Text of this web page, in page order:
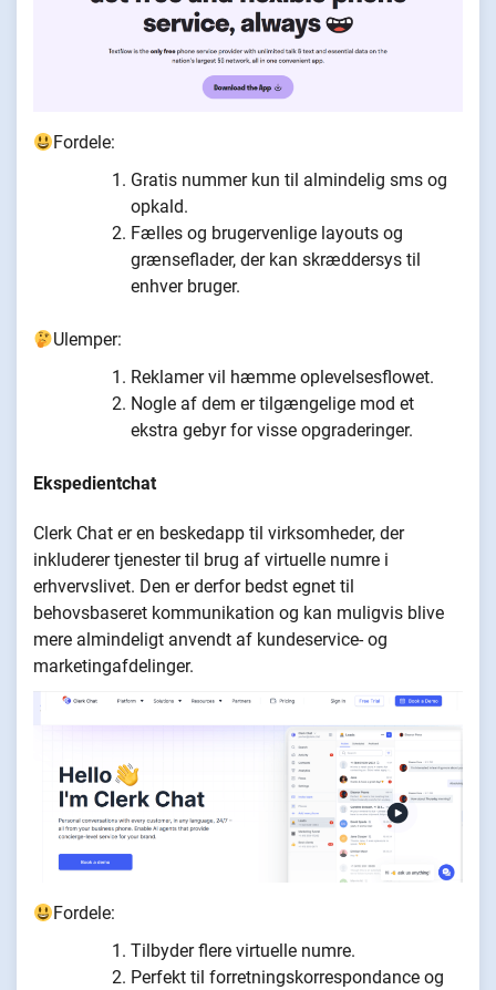
Fordele:
Gratis nummer kun til almindelig sms og
opkald.
Fælles og brugervenlige layouts og
grænseflader, der kan skræddersys til
enhver bruger.
Ulemper:
Reklamer vil hæmme oplevelsesflowet.
Nogle af dem er tilgængelige mod et
ekstra gebyr for visse opgraderinger.
Ekspedientchat
Clerk Chat er en beskedapp til virksomheder, der
inkluderer tjenester til brug af virtuelle numre i
erhvervslivet. Den er derfor bedst egnet til
behovsbaseret kommunikation og kan muligvis blive
mere almindeligt anvendt af kundeservice- og
marketingafdelinger.
Fordele:
Tilbyder flere virtuelle numre.
Perfekt til forretningskorrespondance og